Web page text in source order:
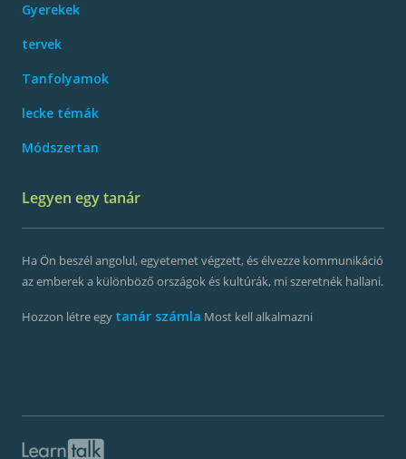
Gyerekek
tervek
Tanfolyamok
lecke témák
Módszertan
Legyen egy tanár
Ha Ön beszél angolul, egyetemet végzett, és élvezze kommunikáció
az emberek a különböző országok és kultúrák, mi szeretnék hallani.
Hozzon létre egy tanár számla Most kell alkalmazni